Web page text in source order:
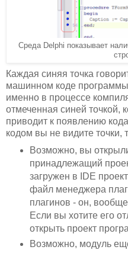
Среда Delphi показывает
Каждая синяя точка
машинном коде программы
именно в процессе
отмеченная синей точкой,
приводит к появлению
кодом вы не видите точки,
Возможно, вы
принадлежащий
загружен в IDE
файл менеджера
плагинов - он,
Если вы хотите его
открыть проект
Возможно, модуль